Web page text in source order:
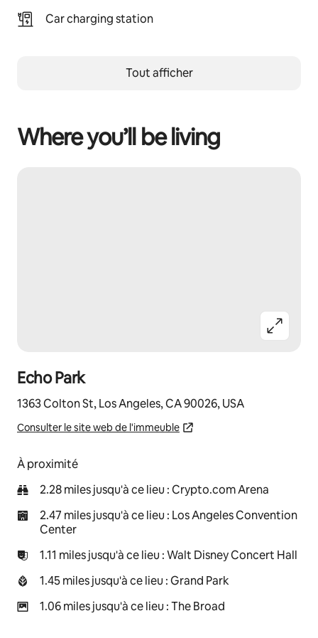
Car charging station
Tout afficher
Where you’ll be living
Echo Park
1363 Colton St, Los Angeles, CA 90026, USA
Consulter le site web de l'immeuble
À proximité
2.28 miles jusqu'à ce lieu : Crypto.com Arena
2.47 miles jusqu'à ce lieu : Los Angeles Convention
Center
1.11 miles jusqu'à ce lieu : Walt Disney Concert Hall
1.45 miles jusqu'à ce lieu : Grand Park
1.06 miles jusqu'à ce lieu : The Broad